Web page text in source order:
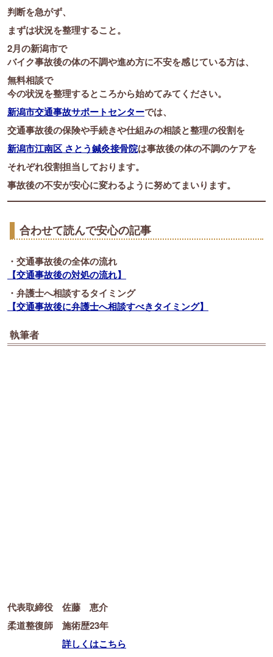
判断を急がず、
まずは状況を整理すること。
2月の新潟市で
バイク事故後の体の不調や進め方に不安を感じている方は、
無料相談で
今の状況を整理するところから始めてみてください。
新潟市交通事故サポートセンターでは、
交通事故後の保険や手続きや仕組みの相談と整理の役割を
新潟市江南区 さとう鍼灸接骨院は事故後の体の不調のケアを
それぞれ役割担当しております。
事故後の不安が安心に変わるように努めてまいります。
合わせて読んで安心の記事
・交通事故後の全体の流れ
【交通事故後の対処の流れ】
・弁護士へ相談するタイミング
【交通事故後に弁護士へ相談すべきタイミング】
執筆者
代表取締役 佐藤 恵介
柔道整復師 施術歴23年
詳しくはこちら